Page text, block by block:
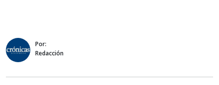
Por:
Redacción